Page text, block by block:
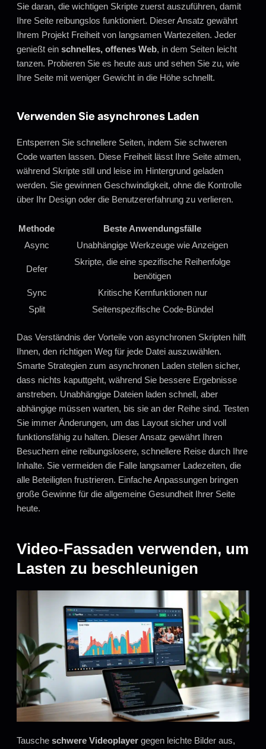
Sie daran, die wichtigen Skripte zuerst auszuführen, damit
Ihre Seite reibungslos funktioniert. Dieser Ansatz gewährt
Ihrem Projekt Freiheit von langsamen Wartezeiten. Jeder
genießt ein schnelles, offenes Web, in dem Seiten leicht
tanzen. Probieren Sie es heute aus und sehen Sie zu, wie
Ihre Seite mit weniger Gewicht in die Höhe schnellt.
Verwenden Sie asynchrones Laden
Entsperren Sie schnellere Seiten, indem Sie schweren
Code warten lassen. Diese Freiheit lässt Ihre Seite atmen,
während Skripte still und leise im Hintergrund geladen
werden. Sie gewinnen Geschwindigkeit, ohne die Kontrolle
über Ihr Design oder die Benutzererfahrung zu verlieren.
Methode
Beste Anwendungsfälle
Async
Unabhängige Werkzeuge wie Anzeigen
Defer
Skripte, die eine spezifische Reihenfolge
benötigen
Sync
Kritische Kernfunktionen nur
Split
Seitenspezifische Code-Bündel
Das Verständnis der Vorteile von asynchronen Skripten hilft
Ihnen, den richtigen Weg für jede Datei auszuwählen.
Smarte Strategien zum asynchronen Laden stellen sicher,
dass nichts kaputtgeht, während Sie bessere Ergebnisse
anstreben. Unabhängige Dateien laden schnell, aber
abhängige müssen warten, bis sie an der Reihe sind. Testen
Sie immer Änderungen, um das Layout sicher und voll
funktionsfähig zu halten. Dieser Ansatz gewährt Ihren
Besuchern eine reibungslosere, schnellere Reise durch Ihre
Inhalte. Sie vermeiden die Falle langsamer Ladezeiten, die
alle Beteiligten frustrieren. Einfache Anpassungen bringen
große Gewinne für die allgemeine Gesundheit Ihrer Seite
heute.
Video-Fassaden verwenden, um
Lasten zu beschleunigen
Tausche schwere Videoplayer gegen leichte Bilder aus,